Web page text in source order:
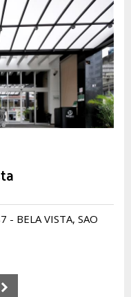
- BELA VISTA, SAO